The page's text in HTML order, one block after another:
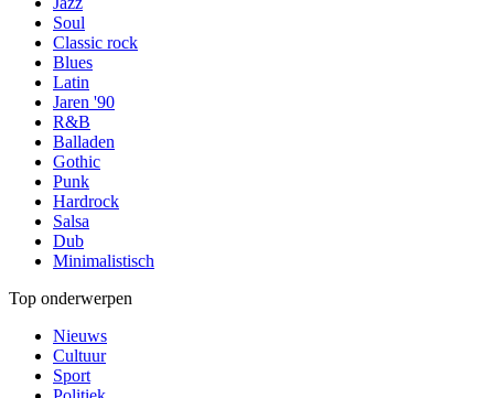
Soul
Classic rock
Blues
Latin
Jaren '90
R&B
Balladen
Gothic
Punk
Hardrock
Salsa
Dub
Minimalistisch
Top onderwerpen
Nieuws
Cultuur
Sport